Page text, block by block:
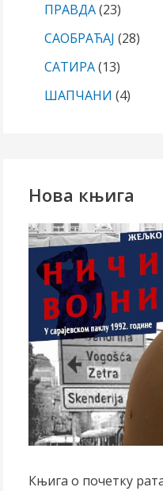
ПРАВДА(23)
САОБРАЋАЈ (28)
САТИРА(13)
ШАПЧАНИ (4)
Нова књига
Књига о почетку